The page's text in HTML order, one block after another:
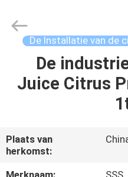
THUIS
VIDEO'S
De Installatie van de
De
Juice Citrus
Plaats van
herkomst: